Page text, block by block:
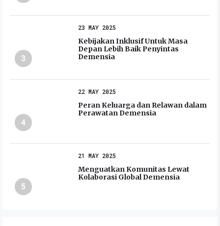
3
23 MAY 2025
Kebijakan Inklusif Untuk Masa
Depan Lebih Baik Penyintas
Demensia
4
22 MAY 2025
Peran Keluarga dan Relawan dalam
Perawatan Demensia
5
21 MAY 2025
Menguatkan Komunitas Lewat
Kolaborasi Global Demensia